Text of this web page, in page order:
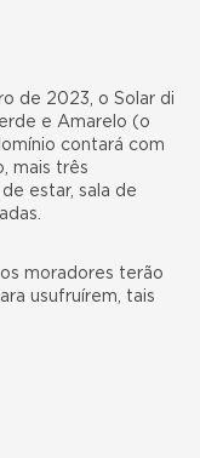
de 2023, o Solar di
e Amarelo (o
contará com
mais três
estar, sala de
moradores terão
usufruírem, tais